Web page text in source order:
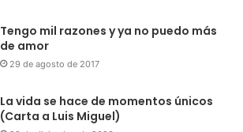
Tengo mil razones y ya no puedo más
de amor
29 de agosto de 2017
La vida se hace de momentos únicos
(Carta a Luis Miguel)